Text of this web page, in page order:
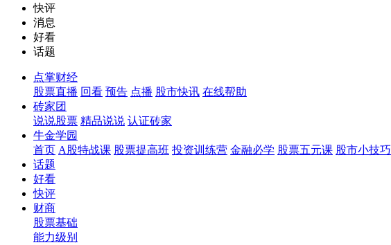
快评
消息
好看
话题
点掌财经
股票直播 回看 预告 点播 股市快讯 在线帮助
砖家团
说说股票 精品说说 认证砖家
牛金学园
首页 A股特战课 股票提高班 投资训练营 金融必学 股票五元课 股市小技巧
话题
好看
快评
财商
股票基础
能力级别